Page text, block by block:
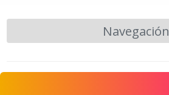
Navegación